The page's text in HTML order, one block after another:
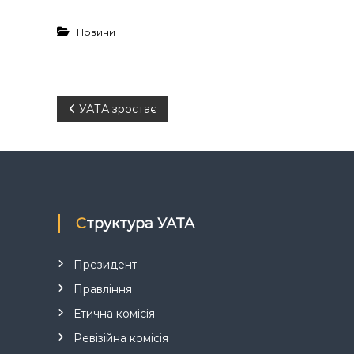
Новини
Н
а
і
г
а
ц
УАТА зростає
Структура УАТА
Президент
Правління
Етична комісія
Ревізійна комісія